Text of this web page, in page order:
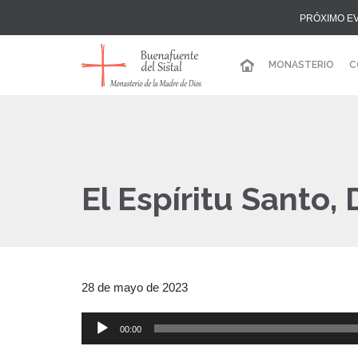
PRÓXIMO
MONASTERIO
El Espíritu Santo,
28 de mayo de 2023
00:00